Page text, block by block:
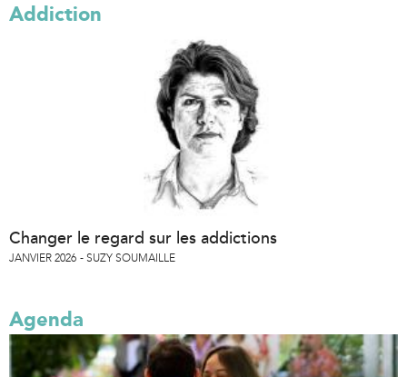
Addiction
Changer le regard sur les addictions
JANVIER 2026 SUZY SOUMAILLE
Agenda